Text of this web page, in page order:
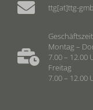
ttg[at]ttg-
Montag –
7.00 – 12.00
Freitag
7.00 – 12.00